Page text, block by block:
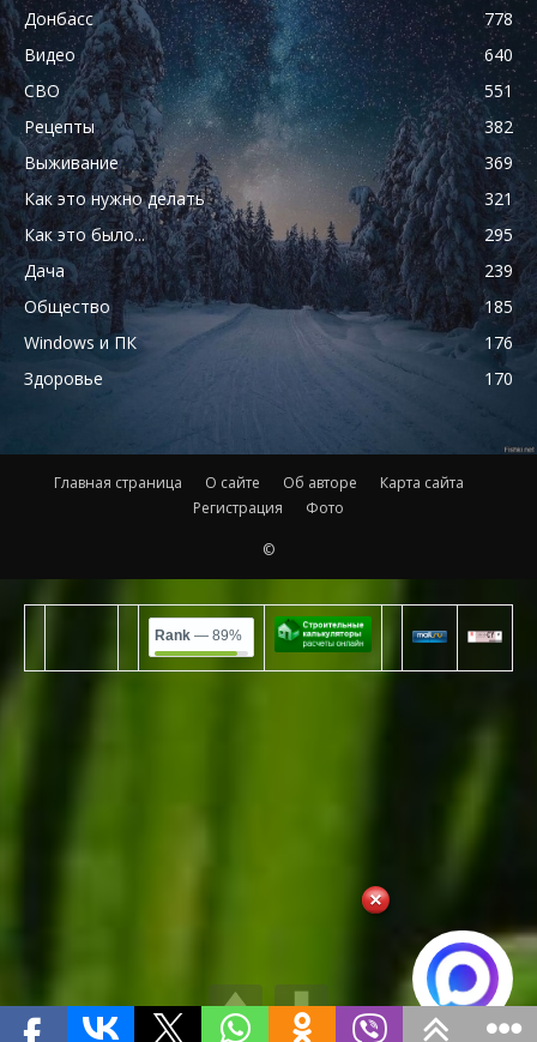
Донбасс
778
Видео
640
СВО
551
Рецепты
382
Выживание
369
Как это нужно делать
321
Как это было...
295
Дача
239
Общество
185
Windows и ПК
176
Здоровье
170
Главная страница О сайте Об авторе
Карта сайта
Регистрация
Фото
©
Rank — 89%